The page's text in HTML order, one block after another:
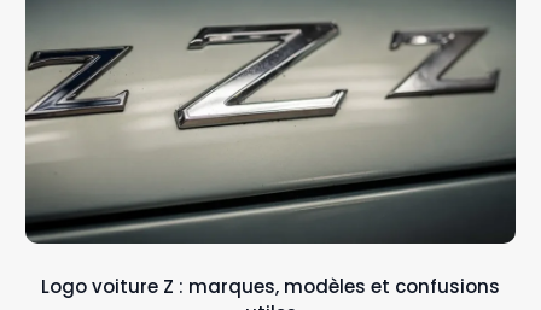
Logo voiture Z : marques, modèles et confusions